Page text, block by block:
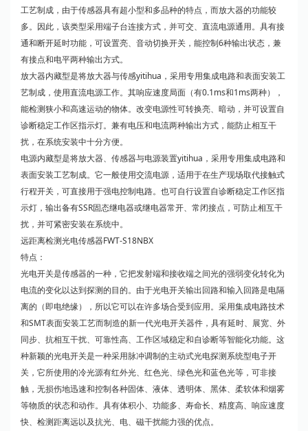
工艺制成，由于传感器具有超小型和多品种的特点，而放大器的功能较
多。因此，该类型采用端子台连接方式，并可交、直流电源通用。具有接
通和断开延时功能，可设置亮、音动切换开关，能控制6种输出状态，兼
有接点和电平两种输出方式。
放大器内藏型是将放大器与传感yitihua，采用专用集成电路和表面安装工
艺制成，使用直流电源工作。其响应速度局面（有0.1ms和1ms两种），
能检测狭小和高速运动的物体。改变电源性可转换亮、暗动，并可设置自
诊断稳定工作区指示灯。兼有电压和电流两种输出方式，能防止相互干
扰，在系统安装中十分方便。
电源内藏型是将放大器、传感器与电源装置yitihua，采用专用集成电路和
表面安装工艺制成。它一般使用交流电源，适用于在生产现场取代接触式
行程开关，可直接用于强电控制电路。也可自行设置自诊断稳定工作区指
示灯，输出备有SSR固态继电器或继电器常开、常闭接点，可防止相互干
扰，并可紧密安装在系统中。
远距离检测光电传感器FWT-S18NBX
特点：
光电开关是传感器的一种，它把发射端和接收端之间光的强弱变化转化为
电流的变化以达到探测的目的。由于光电开关输出回路和输入回路是电隔
离的（即电绝缘），所以它可以在许多场合受到应用。采用集成电路技术
和SMT表面安装工艺而制造的新一代光电开关器件，具有延时、展宽、外
同步、抗相互干扰、可靠性高、工作区域稳定和自诊断等智能化功能。这
种新颖的光电开关是一种采用脉冲调制的主动式光电探测系统型电子开
关，它所使用的冷光源有红外光、红色光、绿色光和蓝色光等，可非接
触，无损伤地迅速和控制各种固体、液体、透明体、黑体、柔软体和烟雾
等物质的状态和动作。具有体积小、功能多、寿命长、精度高、响应速度
快、检测距离远以及抗光、电、磁干扰能力强的优点。